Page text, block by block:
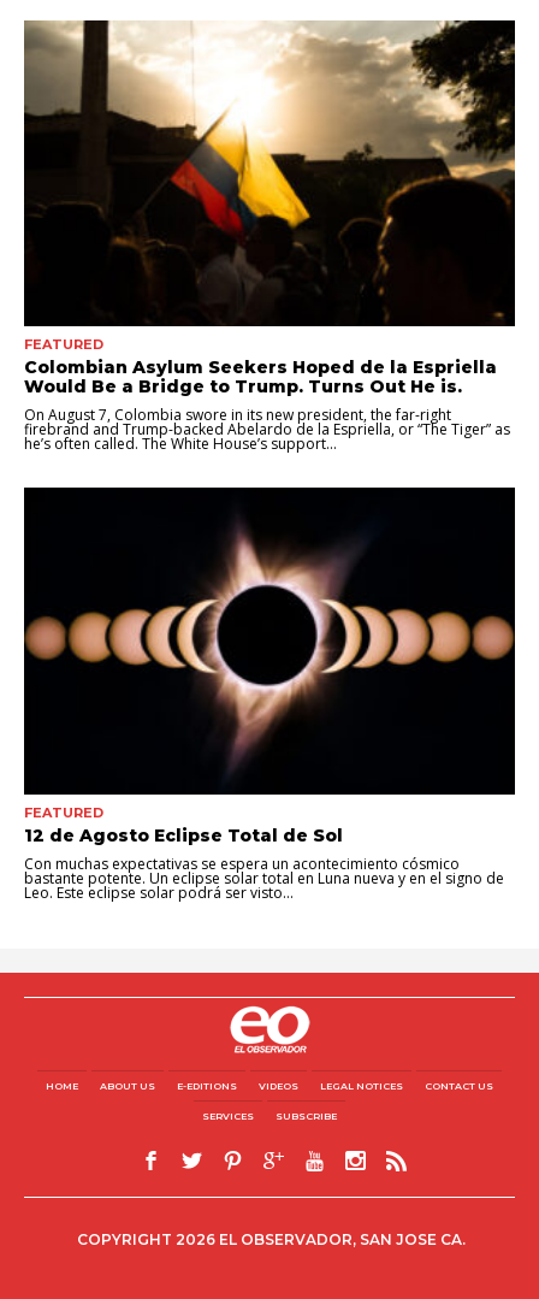
FEATURED
Colombian Asylum Seekers Hoped de la Espriella
Would Be a Bridge to Trump. Turns Out He is.
On August 7, Colombia swore in its new president, the far-right
firebrand and Trump-backed Abelardo de la Espriella, or “The Tiger” as
he’s often called. The White House’s support...
FEATURED
12 de Agosto Eclipse Total de Sol
Con muchas expectativas se espera un acontecimiento cósmico
bastante potente. Un eclipse solar total en Luna nueva y en el signo de
Leo. Este eclipse solar podrá ser visto...
HOME ABOUT US E-EDITIONS VIDEOS LEGAL NOTICES CONTACT US
SERVICES SUBSCRIBE
COPYRIGHT 2026 EL OBSERVADOR, SAN JOSE CA.